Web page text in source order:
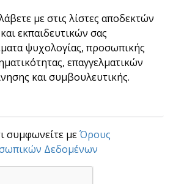
γέροι φυτ[...]
άσκηση 10 δευτερολέπτων που
με στις λίστες αποδεκτών
εκπαιδευτικών σας
ψυχολογίας, προσωπικής
επαγγελματικών
και συμβουλευτικής.
συμφωνείτε μεΌρους
Δεδομένων